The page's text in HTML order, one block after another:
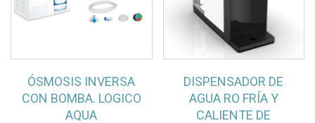
ÓSMOSIS INVERSA
CON BOMBA. LOGICO
AQUA
DISPENSADOR DE
AGUA RO FRÍA Y
CALIENTE DE